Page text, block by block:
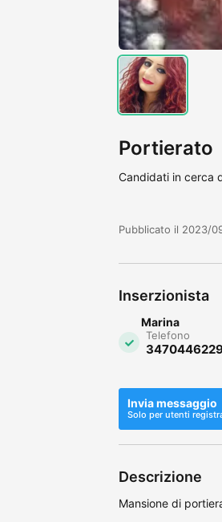
Portierato
Candidati in cerca
Pubblicato il 2023/
Inserzionista
Marina
Telefono
Invia messaggio
Solo per utenti
Descrizione
Mansione di